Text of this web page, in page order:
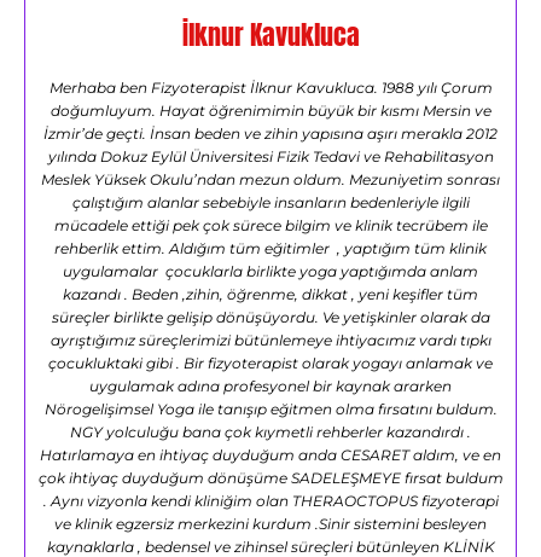
İlknur Kavukluca
Merhaba ben Fizyoterapist İlknur Kavukluca. 1988 yılı Çorum
doğumluyum. Hayat öğrenimimin büyük bir kısmı Mersin ve
İzmir’de geçti. İnsan beden ve zihin yapısına aşırı merakla 2012
yılında Dokuz Eylül Üniversitesi Fizik Tedavi ve Rehabilitasyon
Meslek Yüksek Okulu’ndan mezun oldum. Mezuniyetim sonrası
çalıştığım alanlar sebebiyle insanların bedenleriyle ilgili
mücadele ettiği pek çok sürece bilgim ve klinik tecrübem ile
rehberlik ettim. Aldığım tüm eğitimler , yaptığım tüm klinik
uygulamalar çocuklarla birlikte yoga yaptığımda anlam
kazandı . Beden ,zihin, öğrenme, dikkat , yeni keşifler tüm
süreçler birlikte gelişip dönüşüyordu. Ve yetişkinler olarak da
ayrıştığımız süreçlerimizi bütünlemeye ihtiyacımız vardı tıpkı
çocukluktaki gibi . Bir fizyoterapist olarak yogayı anlamak ve
uygulamak adına profesyonel bir kaynak ararken
Nörogelişimsel Yoga ile tanışıp eğitmen olma fırsatını buldum.
NGY yolculuğu bana çok kıymetli rehberler kazandırdı .
Hatırlamaya en ihtiyaç duyduğum anda CESARET aldım, ve en
çok ihtiyaç duyduğum dönüşüme SADELEŞMEYE fırsat buldum
. Aynı vizyonla kendi kliniğim olan THERAOCTOPUS fizyoterapi
ve klinik egzersiz merkezini kurdum .Sinir sistemini besleyen
kaynaklarla , bedensel ve zihinsel süreçleri bütünleyen KLİNİK